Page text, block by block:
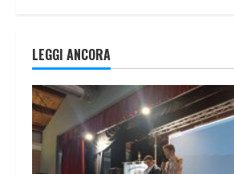
LEGGI ANCORA